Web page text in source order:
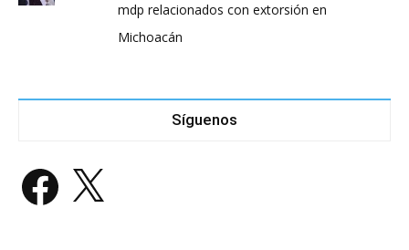
mdp relacionados con extorsión en
Michoacán
Síguenos
Facebook